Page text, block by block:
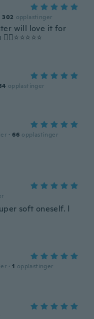
302 opplastinger
will love it for
opplastinger
· 66 opplastinger
soft oneself. I
· 1 opplastinger